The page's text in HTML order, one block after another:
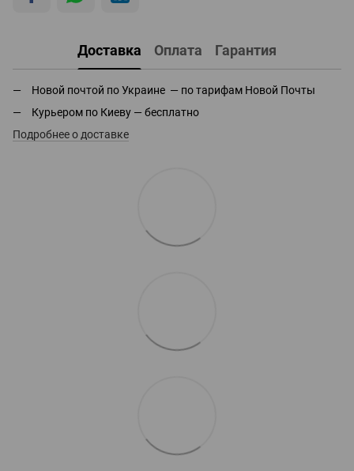
Доставка Оплата Гарантия
Новой почтой по Украине — по тарифам Новой Почты
Курьером по Киеву — бесплатно
Подробнее о доставке